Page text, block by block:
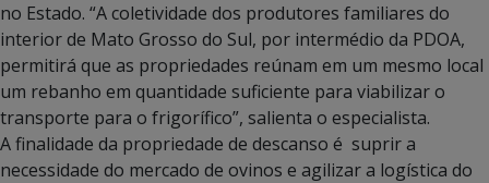
no Estado. “A coletividade dos produtores familiares do
interior de Mato Grosso do Sul, por intermédio da PDOA,
permitirá que as propriedades reúnam em um mesmo local
um rebanho em quantidade suficiente para viabilizar o
transporte para o frigorífico”, salienta o especialista.
A finalidade da propriedade de descanso é suprir a
necessidade do mercado de ovinos e agilizar a logística do